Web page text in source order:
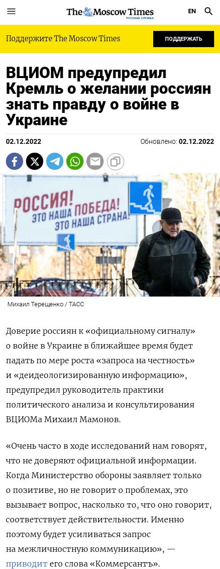
РУССКАЯ СЛУЖБА
EN
Поддержите The Moscow Times ПОДДЕРЖАТЬ
ВЦИОМ предупредил
Кремль о желании россиян
знать правду о войне в
Украине
02.12.2022 Обновлено: 02.12.2022
Михаил Терещенко / ТАСС
Доверие россиян к «официальному сигналу»
о войне в Украине в ближайшее время будет
падать по мере роста «запроса на честность»
и «деидеологизированную информацию»,
предупредил руководитель практики
политического анализа и консультирования
ВЦИОМа Михаил Мамонов.
«Очень часто в ходе исследований нам говорят,
что не доверяют официальной информации.
Когда Министерство обороны заявляет только
о позитиве, но не говорит о проблемах, это
вызывает вопрос, насколько то, что оно говорит,
соответствует действительности. Именно
поэтому будет усиливаться запрос
на межличностную коммуникацию», —
приводит его слова «Коммерсантъ».